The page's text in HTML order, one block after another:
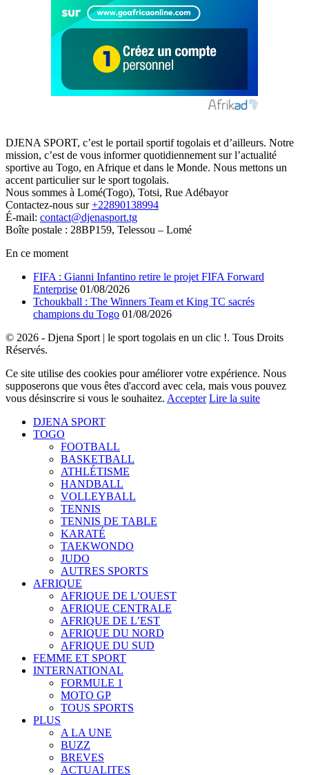
DJENA SPORT, c’est le portail sportif togolais et d’ailleurs. Notre
mission, c’est de vous informer quotidiennement sur l’actualité
sportive au Togo, en Afrique et dans le Monde. Nous mettons un
accent particulier sur le sport togolais.
Nous sommes à Lomé(Togo), Totsi, Rue Adébayor
Contactez-nous sur+22890138994
É-mail: contact@djenasport.tg
Boîte postale : 28BP159, Telessou – Lomé
En ce moment
FIFA : Gianni Infantino retire le projet FIFA Forward
Enterprise 01/08/2026
Tchoukball : The Winners Team et King TC sacrés
champions du Togo 01/08/2026
© 2026 - Djena Sport | le sport togolais en un clic !. Tous Droits
Réservés.
Ce site utilise des cookies pour améliorer votre expérience. Nous
supposerons que vous êtes d'accord avec cela, mais vous pouvez
vous désinscrire si vous le souhaitez. Accepter Lire la suite
DJENA SPORT
TOGO
FOOTBALL
BASKETBALL
ATHLÉTISME
HANDBALL
VOLLEYBALL
TENNIS
TENNIS DE TABLE
KARATÉ
TAEKWONDO
JUDO
AUTRES SPORTS
AFRIQUE
AFRIQUE DE L’OUEST
AFRIQUE CENTRALE
AFRIQUE DE L’EST
AFRIQUE DU NORD
AFRIQUE DU SUD
FEMME ET SPORT
INTERNATIONAL
FORMULE 1
MOTO GP
TOUS SPORTS
PLUS
A LA UNE
BUZZ
BREVES
ACTUALITES